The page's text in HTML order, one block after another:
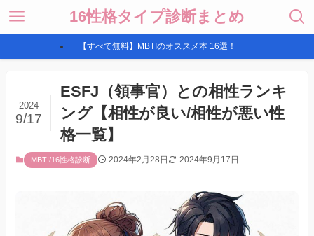
16性格タイプ診断まとめ
【すべて無料】MBTIのオススメ本 16選！
ESFJ（領事官）との相性ランキ
ング【相性が良い/相性が悪い性
格一覧】
2024
9/17
MBTI/16性格診断 2024年2月28日 2024年9月17日